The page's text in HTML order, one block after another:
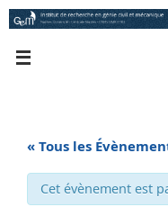
Passer
au
« Tous les
Cet évènement est